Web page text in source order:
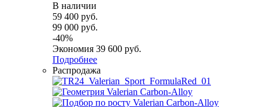
В наличии
59 400 руб.
99 000 руб.
-40%
Экономия 39 600 руб.
Подробнее
Распродажа